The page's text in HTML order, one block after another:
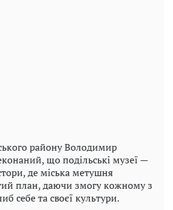
району Володимир
що подільські музеї —
де міська метушня
план, даючи змогу кожному з
себе та своєї культури.